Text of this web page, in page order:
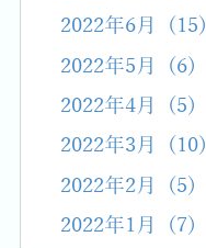
2022年6月 (15)
2022年5月 (6)
2022年4月 (5)
2022年3月 (10)
2022年2月 (5)
2022年1月 (7)